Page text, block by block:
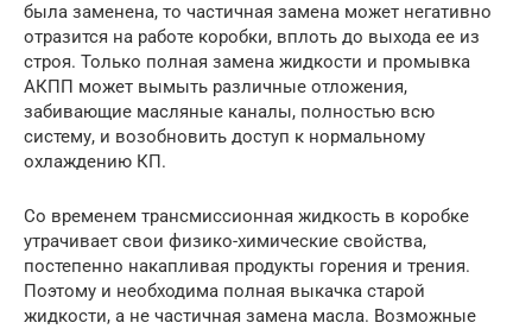
была заменена, то частичная замена может негативно
отразится на работе коробки, вплоть до выхода ее из
строя. Только полная замена жидкости и промывка
АКПП может вымыть различные отложения,
забивающие масляные каналы, полностью всю
систему, и возобновить доступ к нормальному
охлаждению КП.
Со временем трансмиссионная жидкость в коробке
утрачивает свои физико-химические свойства,
постепенно накапливая продукты горения и трения.
Поэтому и необходима полная выкачка старой
жидкости, а не частичная замена масла. Возможные